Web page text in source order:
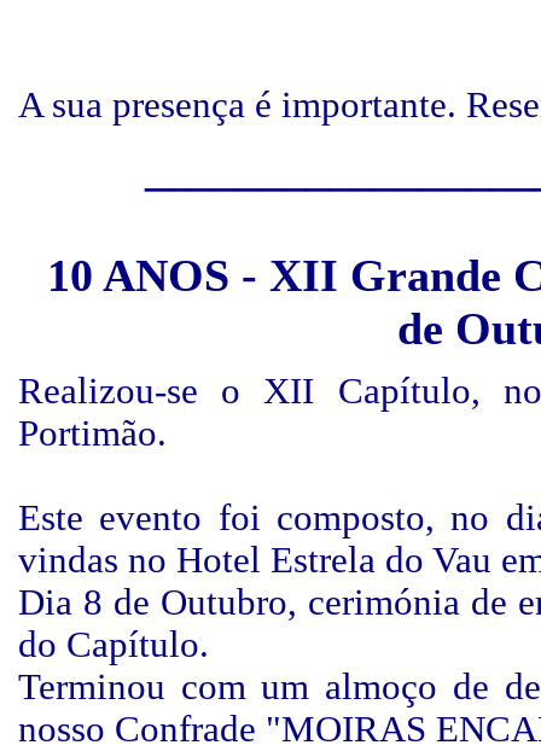
Asua presença é importante.
10 ANOS - XII Grande
de
Realizou-se o XII Capítulo,
Portimão.
Este evento foi composto, no
vindas no Hotel Estrela do Vau
Dia 8 de Outubro, cerimónia de
do Capítulo.
Terminou com um almoço de
nosso Confrade "MOIRAS